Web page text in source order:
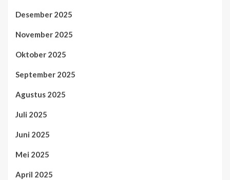
Desember 2025
November 2025
Oktober 2025
September 2025
Agustus 2025
Juli 2025
Juni 2025
Mei 2025
April 2025